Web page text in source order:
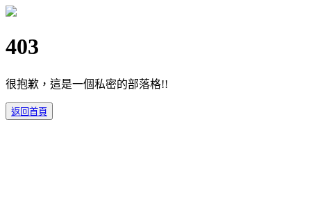
403
很抱歉，這是一個私密的部落格!!
返回首頁